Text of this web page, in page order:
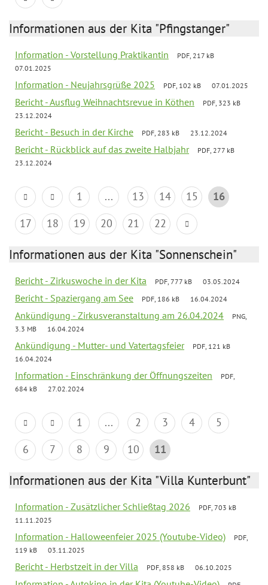
Informationen aus der Kita "Pfingstanger"
Information - Vorstellung Praktikantin
PDF, 217 kB
07.01.2025
Information - Neujahrsgrüße 2025 PDF, 102 kB 07.01.2025
Bericht - Ausflug Weihnachtsrevue in Köthen
PDF, 323 kB
23.12.2024
Bericht - Besuch in der Kirche PDF, 283 kB 23.12.2024
Bericht - Rückblick auf das zweite Halbjahr
PDF, 277 kB
23.12.2024
1 ... 13 14 15
16
17
18 19 20 21 22
Informationen aus der Kita "Sonnenschein"
Bericht - Zirkuswoche in der Kita PDF, 777 kB 03.05.2024
Bericht - Spaziergang am See PDF, 186 kB 16.04.2024
Ankündigung - Zirkusveranstaltung am 26.04.2024
PNG,
3.3 MB
16.04.2024
Ankündigung - Mutter- und Vatertagsfeier
PDF, 121 kB
16.04.2024
Information - Einschränkung der Öffnungszeiten
PDF,
684 kB
27.02.2024
1 ... 2 3 4
5
6
7 8 9 10 11
Informationen aus der Kita "Villa Kunterbunt"
Information - Zusätzlicher Schließtag 2026
PDF, 703 kB
11.11.2025
Information - Halloweenfeier 2025 (Youtube-Video)
PDF,
119 kB
03.11.2025
Bericht - Herbstzeit in der Villa PDF, 858 kB 06.10.2025